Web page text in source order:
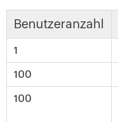
Benutzeranzahl
1
100
100